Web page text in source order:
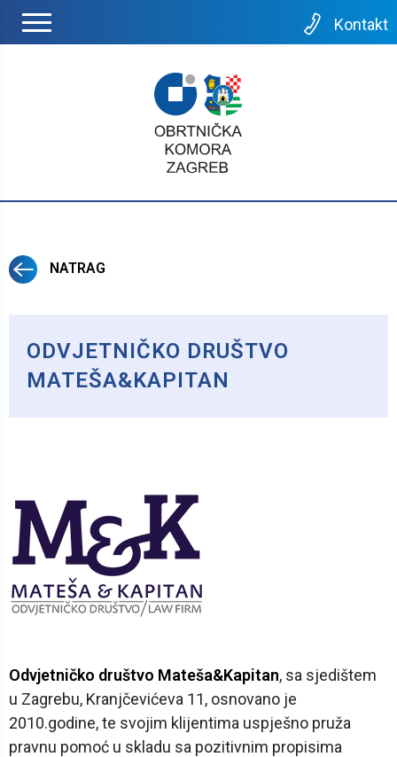
Kontakt
NATRAG
ODVJETNIČKO DRUŠTVO
MATEŠA&KAPITAN
Odvjetničko društvo Mateša&Kapitan, sa sjedištem
u Zagrebu, Kranjčevićeva 11, osnovano je
2010.godine, te svojim klijentima uspješno pruža
pravnu pomoć u skladu sa pozitivnim propisima